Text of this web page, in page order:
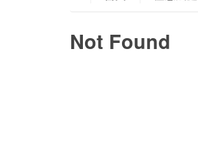
Not Found